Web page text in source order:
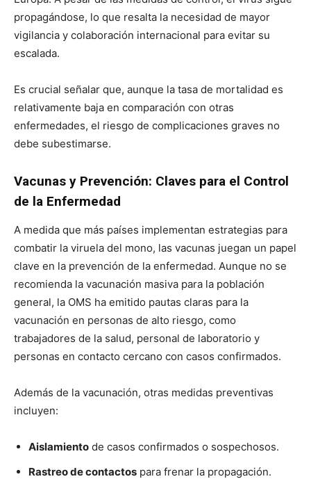
propagándose, lo que resalta la necesidad de mayor
vigilancia y colaboración internacional para evitar su
escalada.
Es crucial señalar que, aunque la tasa de mortalidad es
relativamente baja en comparación con otras
enfermedades, el riesgo de complicaciones graves no
debe subestimarse.
Vacunas y Prevención: Claves para el Control
de la Enfermedad
A medida que más países implementan estrategias para
combatir la viruela del mono, las vacunas juegan un papel
clave en la prevención de la enfermedad. Aunque no se
recomienda la vacunación masiva para la población
general, la OMS ha emitido pautas claras para la
vacunación en personas de alto riesgo, como
trabajadores de la salud, personal de laboratorio y
personas en contacto cercano con casos confirmados.
Además de la vacunación, otras medidas preventivas
incluyen:
Aislamiento de casos confirmados o sospechosos.
Rastreo de contactos para frenar la propagación.